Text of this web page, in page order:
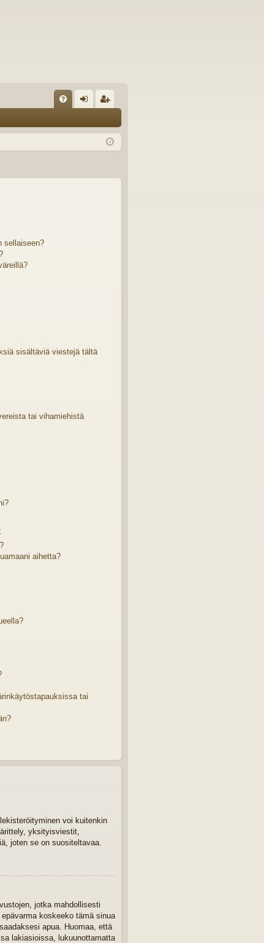
K au ist
sellaiseen?
sisältäviä viestejä tältä
tai vihamiehistä
aihetta?
tai
voi kuitenkin
yksityisviestit,
joten se on suositeltavaa.
jotka mahdollisesti
koskeeko tämä sinua
apua. Huomaa, että
lakiasioissa, lukuunottamatta